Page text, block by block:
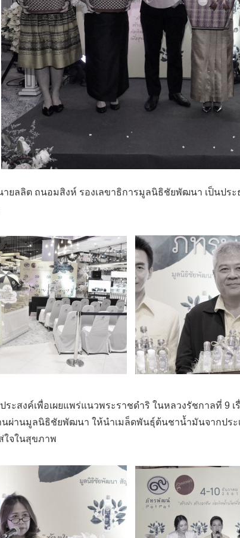
ายลลิต ถนอมสิงห์ รองเลขาธิการมูลนิธิชัยพัฒนา เป็นป
ระสงค์เพื่อเผยแพร่แนวพระราชดำริ ในหลวงรัชกาลที่ 9
ผ่านมูลนิธิชัยพัฒนา ให้นำเมล็ดพันธุ์ต้นชาน้ำมันจากประ
ใจในสุขภาพ